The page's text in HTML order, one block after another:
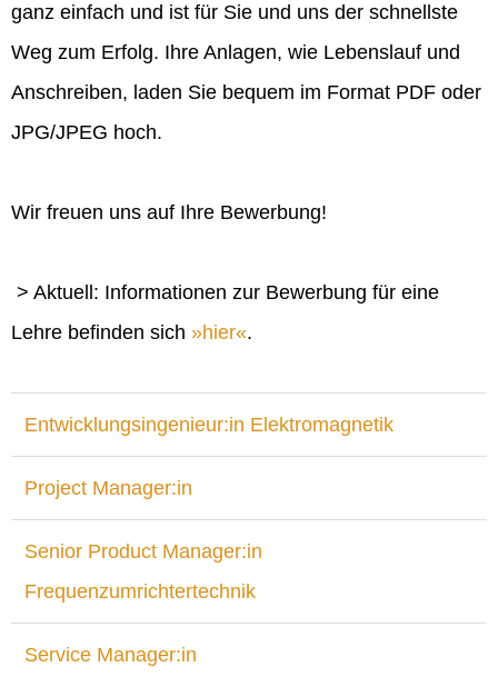
ganz einfach und ist für Sie und uns der schnellste
Weg zum Erfolg. Ihre Anlagen, wie Lebenslauf und
Anschreiben, laden Sie bequem im Format PDF oder
JPG/JPEG hoch.
Wir freuen uns auf Ihre Bewerbung!
> Aktuell: Informationen zur Bewerbung für eine
Lehre befinden sich
hier .
Entwicklungsingenieur:in Elektromagnetik
Project Manager:in
Senior Product Manager:in
Frequenzumrichtertechnik
Service Manager:in